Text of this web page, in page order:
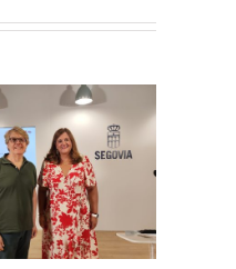
El PSOE de Segovia pide a la
Junta un dispositivo
específico de asesoramiento
para que ningún afectado
por el incendio del Valle del
Pirón se quede sin acceder a
las ayudas